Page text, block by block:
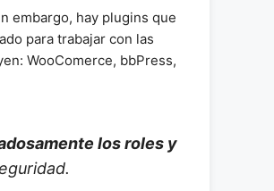
embargo, hay plugins que
para trabajar con las
WooComerce, bbPress,
los roles y